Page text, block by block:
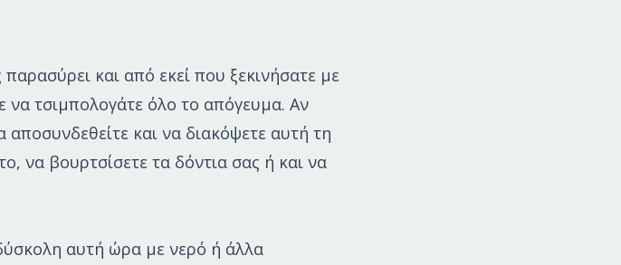
και από εκεί που ξεκινήσατε με
να τσιμπολογάτε όλο το απόγευμα. Αν
και να διακόψετε αυτή τη
να βουρτσίσετε τα δόντια σας ή και να
αυτή ώρα με νερό ή άλλα